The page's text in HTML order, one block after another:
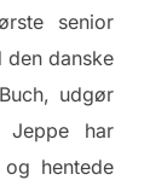
senior
den danske
udgør
har
hentede